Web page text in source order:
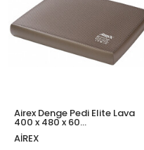
Airex Denge Pedi Elite Lava
400 x 480 x 60
BALANCEPADELILA
AIREX